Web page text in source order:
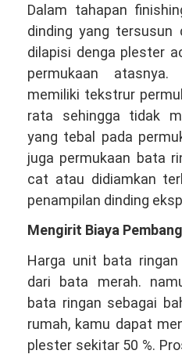
Dalam tahapan
dinding yang tersusun
dilapisi denga plester
permukaan
memiliki tekstrur
rata sehingga tidak
yang tebal pada
juga permukaan bata
cat atau didiamkan
penampilan dinding
Mengirit Biaya
Harga unit bata
dari bata merah.
bata ringan sebagai
rumah, kamu dapat
plester sekitar 50 %.